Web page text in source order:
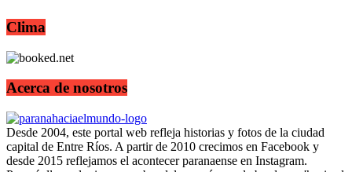
Clima
Acerca de nosotros
Desde 2004, este portal web refleja historias y fotos de la ciudad
capital de Entre Ríos. A partir de 2010 crecimos en Facebook y
desde 2015 reflejamos el acontecer paranaense en Instagram.